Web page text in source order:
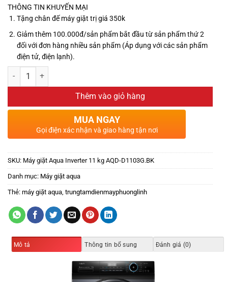
THÔNG TIN KHUYẾN MẠI
Tặng chân đế máy giặt trị giá 350k
Giảm thêm 100.000đ/sản phẩm bắt đầu từ sản phẩm thứ 2
đối với đơn hàng nhiều sản phẩm (Áp dụng với các sản phẩm
điện tử, điện lạnh).
Thêm vào giỏ hàng
MUA NGAY
Gọi điện xác nhận và giao hàng tận nơi
SKU: Máy giặt Aqua Inverter 11 kg AQD-D1103G.BK
Danh mục: Máy giặt aqua
Thẻ: máy giặt aqua, trungtamdienmayphuonglinh
Mô tả Thông tin bổ sung Đánh giá (0)